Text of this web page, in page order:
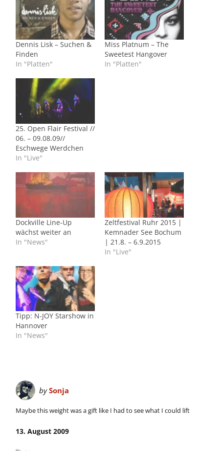
Dennis Lisk – Suchen &
Finden
In "Platten"
Miss Platnum – The
Sweetest Hangover
In "Platten"
25. Open Flair Festival //
06. – 09.08.09//
Eschwege Werdchen
In "Live"
Dockville Line-Up
wächst weiter an
In "News"
Zeltfestival Ruhr 2015 |
Kemnader See Bochum
| 21.8. – 6.9.2015
In "Live"
Tipp: N-JOY Starshow in
Hannover
In "News"
bySonja
Maybe this weight was a gift like I had to see what I could lift
13. August 2009